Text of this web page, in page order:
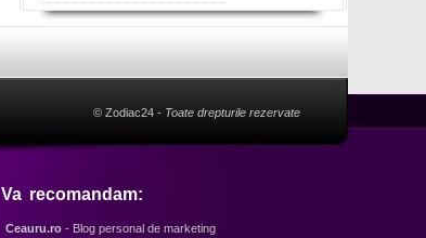
© Zodiac24 - Toate drepturile rezervate
Va recomandam:
Ceauru.ro - Blog personal de marketing